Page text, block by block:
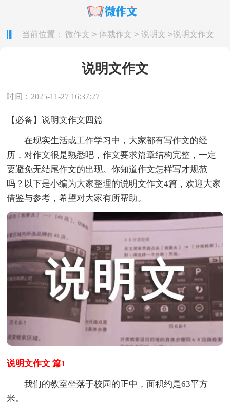
当前位置： 微作文 > 体裁作文 > 说明文 >说明文作文
说明文作文
时间：2025-11-27 16:37:27
【必备】说明文作文四篇
在现实生活或工作学习中，大家都有写作文的经
历，对作文很是熟悉吧，作文要求篇章结构完整，一定
要避免无结尾作文的出现。你知道作文怎样写才规范
吗？以下是小编为大家整理的说明文作文4篇，欢迎大家
借鉴与参考，希望对大家有所帮助。
说明文作文 篇1
我们的教室坐落于校园的正中，面积约是63平方
米。